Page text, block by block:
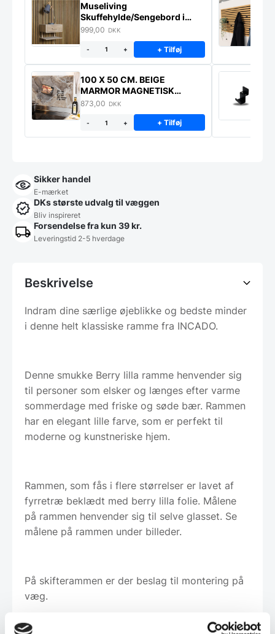
Museliving
Skuffehylde/Sengebord i
massiv eg
999,00 DKK
- + + Tilføj
100 X 50 CM. BEIGE
MARMOR MAGNETISK
STÆNKPLADE
873,00 DKK
- + + Tilføj
Sikker handel
E-mærket
DKs største udvalg til væggen
Bliv inspireret
Forsendelse fra kun 39 kr.
Leveringstid 2-5 hverdage
Beskrivelse
Indram dine særlige øjeblikke og bedste minder
i denne helt klassiske ramme fra INCADO.
Denne smukke Berry lilla ramme henvender sig
til personer som elsker og længes efter varme
sommerdage med friske og søde bær. Rammen
har en elegant lille farve, som er perfekt til
moderne og kunstneriske hjem.
Rammen, som fås i flere størrelser er lavet af
fyrretræ beklædt med berry lilla folie. Målene
på rammen henvender sig til selve glasset. Se
målene på rammen under billeder.
På skifterammen er der beslag til montering på
væg.